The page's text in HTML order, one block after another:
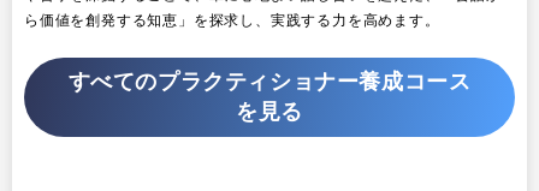
ら価値を創発する知恵」を探求し、実践する力を高めます。
すべてのプラクティショナー養成コース
を見る